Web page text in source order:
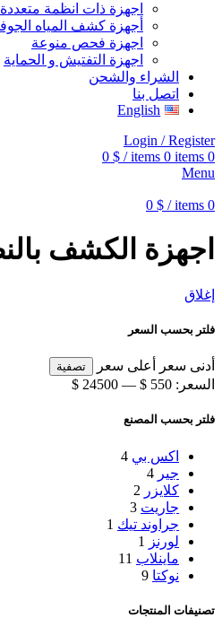
اجهزة ذات انظمة متعددة
أجهزة كشف المياه
اجهزة فحص منوعة
اجهزة التفتيش و الحماية
الشراء والشحن
اتصل بنا
English
Login / Register
0
items 0 items
/
0 $
Menu
0
items
/
0 $
اجهزة الكشف
إغلاق
فلتر بحسب السعر
أدنى سعر أعلى سعر تصفية
السعر: 550 $
—
24500 $
فلتر بحسب المصنع
اكس بي 4
جير 4
كلايزر 2
جاريت 3
جراوند تيك 1
لورنز
1
ماينلاب 11
نوكتا 9
تصنيفات المنتجات